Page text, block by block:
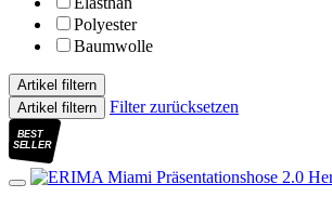
Polyester
Baumwolle
Artikel filtern
Artikel filtern
Filter zurücksetzen
BEST
SELLER